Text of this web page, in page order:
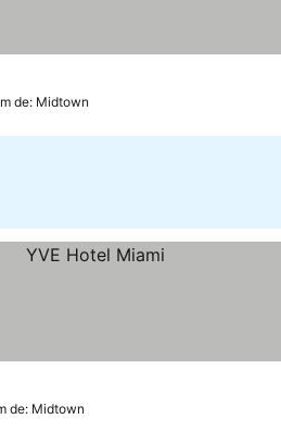
de: Midtown
de: Midtown